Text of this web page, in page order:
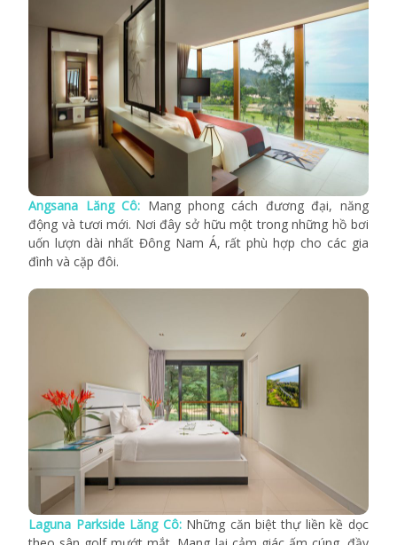
Angsana Lăng Cô: Mang phong cách đương đại, năng
động và tươi mới. Nơi đây sở hữu một trong những hồ bơi
uốn lượn dài nhất Đông Nam Á, rất phù hợp cho các gia
đình và cặp đôi.
Laguna Parkside Lăng Cô:Những căn biệt thự liền kề dọc